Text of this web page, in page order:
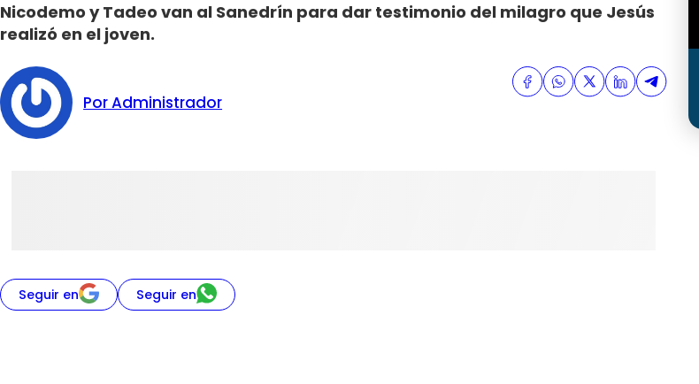
Nicodemo y Tadeo van al Sanedrín para dar testimonio del milagro que Jesús
realizó en el joven.
Por Administrador
Seguir en Seguir en